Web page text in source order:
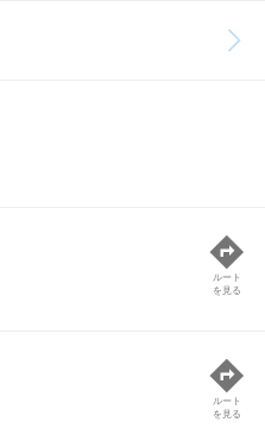
ルート
を見る
ルート
を見る